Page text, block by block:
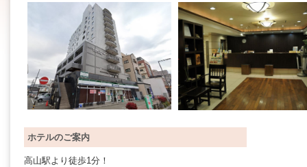
ホテルのご案内
高山駅より徒歩1分！